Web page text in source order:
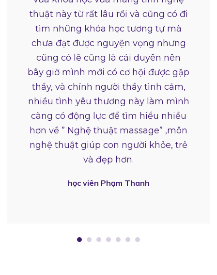
thuật này từ rất lâu rồi và cũng có đi
tìm những khóa học tương tự mà
chưa đạt được nguyện vọng nhưng
cũng có lẽ cũng là cái duyên nên
bây giờ mình mới có cơ hội được gặp
thầy, và chính người thầy tình cảm,
nhiều tình yêu thương này làm mình
càng có động lực để tìm hiểu nhiều
hơn về ” Nghệ thuật massage” ,môn
nghệ thuật giúp con người khỏe, trẻ
và đẹp hơn.
học viên Phạm Thanh